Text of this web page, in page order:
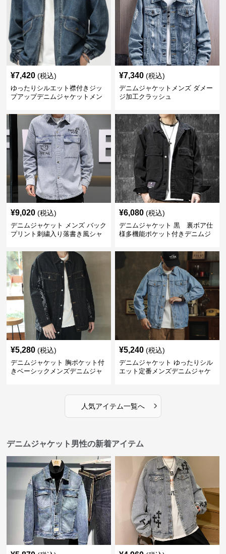
¥7,420 (税込)
ゆったりシルエット襟付きジッ
プアップデニムジャケットメン
¥7,340 (税込)
デニムジャケットメンズ ダメー
ジ加工クラッシュ
¥9,020 (税込)
デニムジャケット メンズ バック
プリント刺繍入り落書き風シャ
¥6,080 (税込)
デニムジャケット 黒 裏ボア仕
様多機能ポケット付きデニムジ
¥5,280 (税込)
デニムジャケット 胸ポケット付
きベーシックメンズデニムジャ
¥5,240 (税込)
デニムジャケット ゆったりシル
エット定番メンズデニムジャケ
人気アイテム一覧へ ›
デニムジャケット男性の新着アイテム